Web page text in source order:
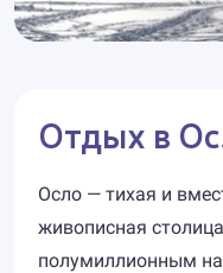
Отдых в
Осло — тихая и
живописная
полумиллионным